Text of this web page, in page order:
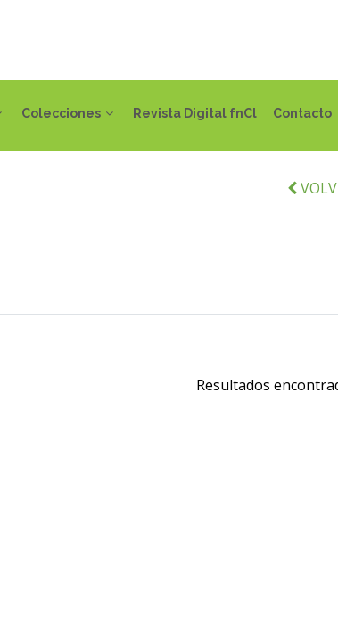
Colecciones Revista Digital fnCl Contacto
Resultados